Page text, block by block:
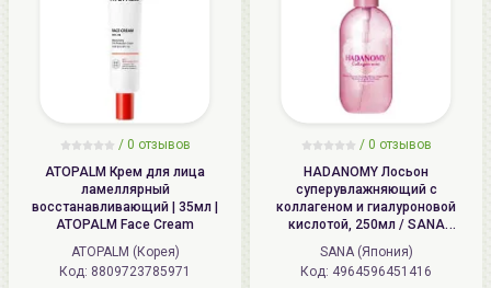
/ 0 отзывов
ATOPALM Крем для лица
ламеллярный
восстанавливающий | 35мл |
ATOPALM Face Cream
ATOPALM (Корея)
Код: 8809723785971
/ 0 отзывов
HADANOMY Лосьон
суперувлажняющий с
коллагеном и гиалуроновой
кислотой, 250мл / SANA
HADANOMY Collagen mist
SANA (Япония)
Код: 4964596451416